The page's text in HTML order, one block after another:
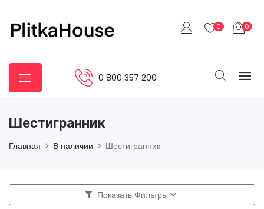
0 0
0 800 357 200
Шестигранник
Главная В наличии Шестигранник
Показать Фильтры